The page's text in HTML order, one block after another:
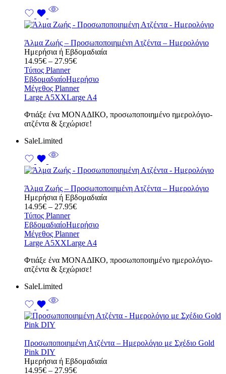
Άλμα Ζωής – Προσωποποιημένη Ατζέντα – Ημερολόγιο
Ημερήσια ή Εβδομαδιαία
14.95€ – 27.95€Price
14.95€
through
27.95€
Τύπος Planner
ΕβδομαδιαίοΗμερήσιο
Μέγεθος Planner
Large A5XXLarge A4
Φτιάξε ένα ΜΟΝΑΔΙΚΟ, προσωποποιημένο ημερολόγιο-
ατζέντα & ξεχώρισε!
SaleLimited
Άλμα Ζωής – Προσωποποιημένη Ατζέντα – Ημερολόγιο
Ημερήσια ή Εβδομαδιαία
14.95€ – 27.95€Price
14.95€
through
27.95€
Τύπος Planner
ΕβδομαδιαίοΗμερήσιο
Μέγεθος Planner
Large A5XXLarge A4
Φτιάξε ένα ΜΟΝΑΔΙΚΟ, προσωποποιημένο ημερολόγιο-
ατζέντα & ξεχώρισε!
SaleLimited
Προσωποποιημένη Ατζέντα – Ημερολόγιο με Σχέδιο Gold
Pink DIY
Ημερήσια ή Εβδομαδιαία
14.95€ – 27.95€Price